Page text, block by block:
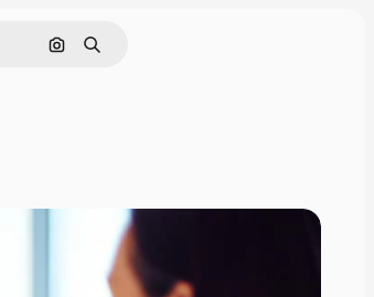
Buscar por imagen
Buscar